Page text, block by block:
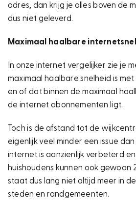
adres, dan krijg je alles boven de
dus niet geleverd.
Maximaal haalbare
In onze internet vergelijker zie je
maximaal haalbare snelheid is
en of dat binnen de maximaal
de internet abonnementen ligt.
Toch is de afstand tot de
eigenlijk veel minder een issue
internet is aanzienlijk verbeterd
huishoudens kunnen ook gewoon
staat dus lang niet altijd meer in
steden en randgemeenten.